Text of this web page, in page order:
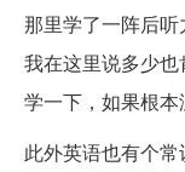
那里学了一阵后听
我在这里说多少
学一下，如果根本
此外英语也有个